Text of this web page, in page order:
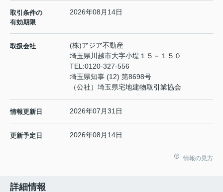
取引条件の
有効期限
2026年08月14日
取扱会社
(株)アジア不動産
埼玉県川越市大字小堤１５－１５０
TEL:0120-327-556
埼玉県知事 (12) 第8698号
（公社）埼玉県宅地建物取引業協会
情報更新日 2026年07月31日
更新予定日 2026年08月14日
情報の見方
詳細情報